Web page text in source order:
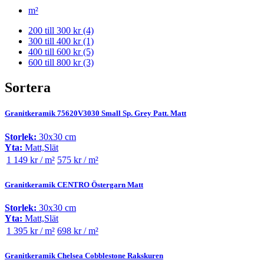
m²
200 till 300 kr(4)
300 till 400 kr(1)
400 till 600 kr(5)
600 till 800 kr(3)
Sortera
Granitkeramik 75620V3030 Small Sp. Grey Patt. Matt
Storlek: 30x30 cm
Yta: Matt,Slät
1 149 kr / m² 575 kr / m²
Granitkeramik CENTRO Östergarn Matt
Storlek: 30x30 cm
Yta: Matt,Slät
1 395 kr / m² 698 kr / m²
Granitkeramik Chelsea Cobblestone Rakskuren